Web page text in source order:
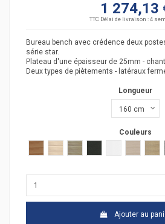
1 274,13
TTC Délai de livraison : 4
Bureau bench avec crédence deux
série star.
Plateau d'une épaisseur de 25mm -
Deux types de piètements - latéraux
Longueur
Couleurs
poirieracacia clairacacia fonçé
Ajouter au